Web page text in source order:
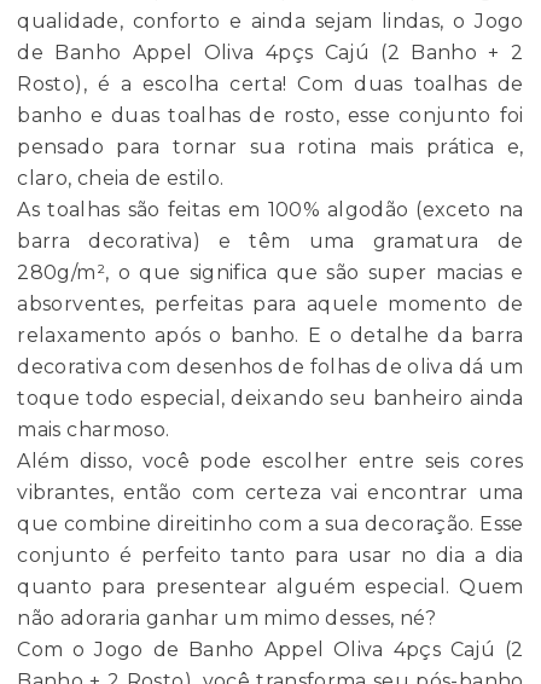
qualidade, conforto e ainda sejam lindas, o Jogo
de Banho Appel Oliva 4pçs Cajú (2 Banho + 2
Rosto), é a escolha certa! Com duas toalhas de
banho e duas toalhas de rosto, esse conjunto foi
pensado para tornar sua rotina mais prática e,
claro, cheia de estilo.
As toalhas são feitas em 100% algodão (exceto na
barra decorativa) e têm uma gramatura de
280g/m², o que significa que são super macias e
absorventes, perfeitas para aquele momento de
relaxamento após o banho. E o detalhe da barra
decorativa com desenhos de folhas de oliva dá um
toque todo especial, deixando seu banheiro ainda
mais charmoso.
Além disso, você pode escolher entre seis cores
vibrantes, então com certeza vai encontrar uma
que combine direitinho com a sua decoração. Esse
conjunto é perfeito tanto para usar no dia a dia
quanto para presentear alguém especial. Quem
não adoraria ganhar um mimo desses, né?
Com o Jogo de Banho Appel Oliva 4pçs Cajú (2